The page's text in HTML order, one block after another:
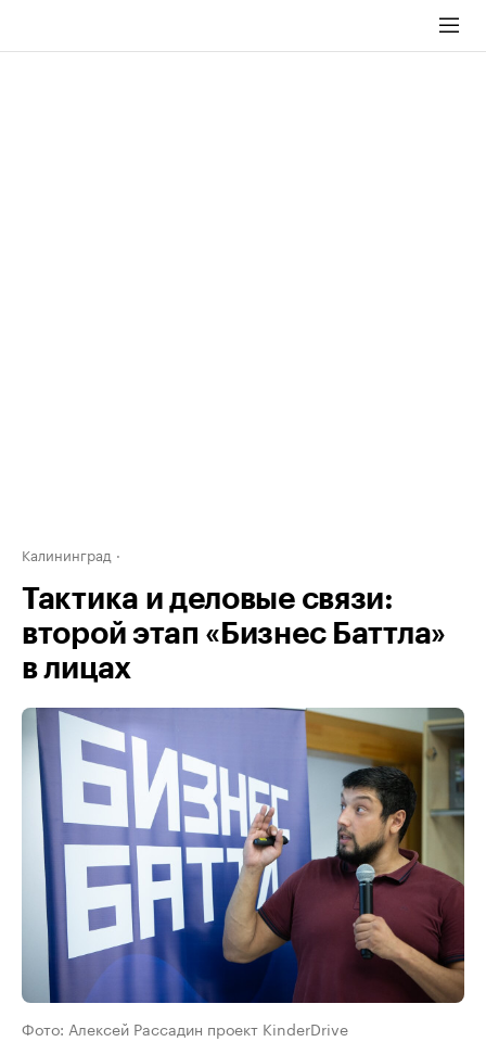
Калининград
Тактика и деловые связи:
второй этап «Бизнес Баттла»
в лицах
Фото: Алексей Рассадин проект KinderDrive